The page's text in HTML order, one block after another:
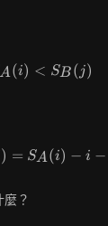
S_A(i) <
A(i) < SB (j)
) = SA(i) − i −
？